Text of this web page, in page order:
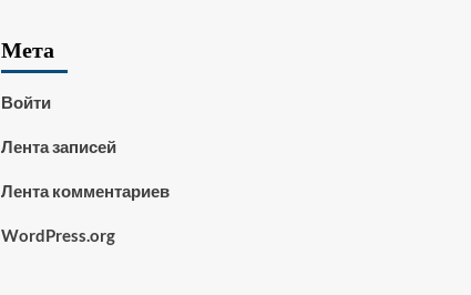
Мета
Войти
Лента записей
Лента комментариев
WordPress.org